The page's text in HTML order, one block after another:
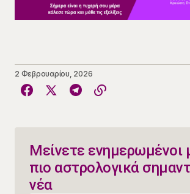
2 Φεβρουαρίου, 2026
Μείνετε ενημερωμένοι
πιο αστρολογικά
νέα